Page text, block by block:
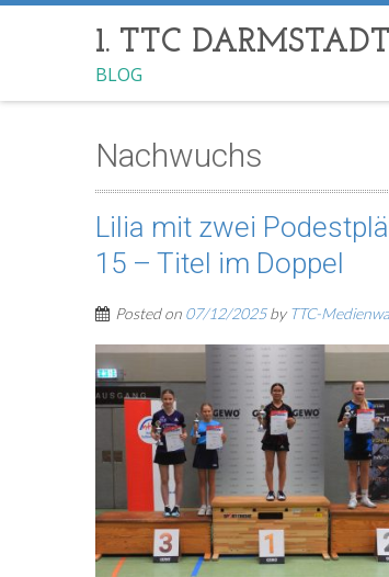
1. TTC
BLOG
Nachwuchs
Lilia mit zwei
15 – Titel im Doppel
Posted on 07/12/2025by TTC-